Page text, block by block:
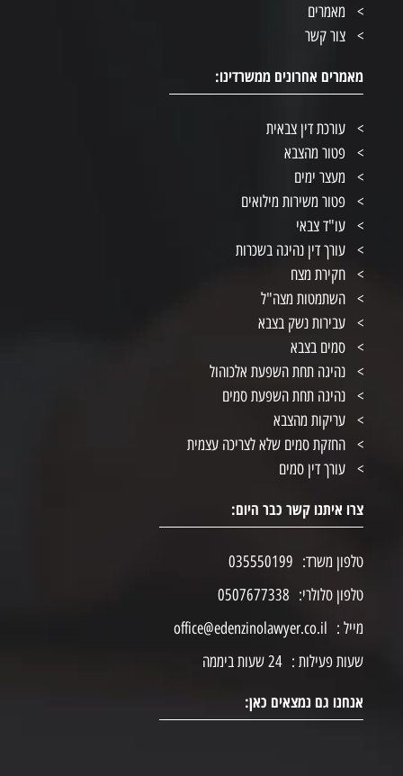
מאמרים
צור קשר
מאמרים אחרונים ממשרדינו:
עורכת דין צבאית
פטור מהצבא
מעצר ימים
פטור משירות מילואים
עו"ד צבאי
עורך דין נהיגה בשכרות
חקירת מצח
השתמטות מצה"ל
עבירות נשק בצבא
סמים בצבא
נהיגה תחת השפעת אלכוהול
נהיגה תחת השפעת סמים
עריקות מהצבא
החזקת סמים שלא לצריכה עצמית
עורך דין סמים
צרו איתנו קשר כבר היום:
טלפון משרד: 035550199
טלפון סלולרי: 0507677338
מייל : office@edenzinolawyer.co.il
שעות פעילות : 24 שעות ביממה
אנחנו גם נמצאים כאן: